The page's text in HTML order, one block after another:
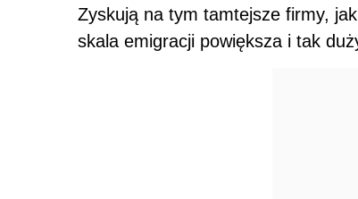
Zyskują na tym tamtejsze firmy,
skala emigracji powiększa i tak